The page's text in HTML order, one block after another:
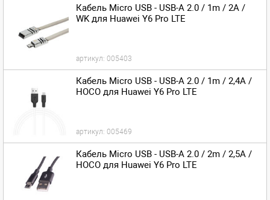
Кабель Micro USB - USB-A 2.0 / 1m / 2A /
WK для Huawei Y6 Pro LTE
артикул: 005403
Кабель Micro USB - USB-A 2.0 / 1m / 2,4A /
HOCO для Huawei Y6 Pro LTE
артикул: 005469
Кабель Micro USB - USB-A 2.0 / 2m / 2,5A /
HOCO для Huawei Y6 Pro LTE